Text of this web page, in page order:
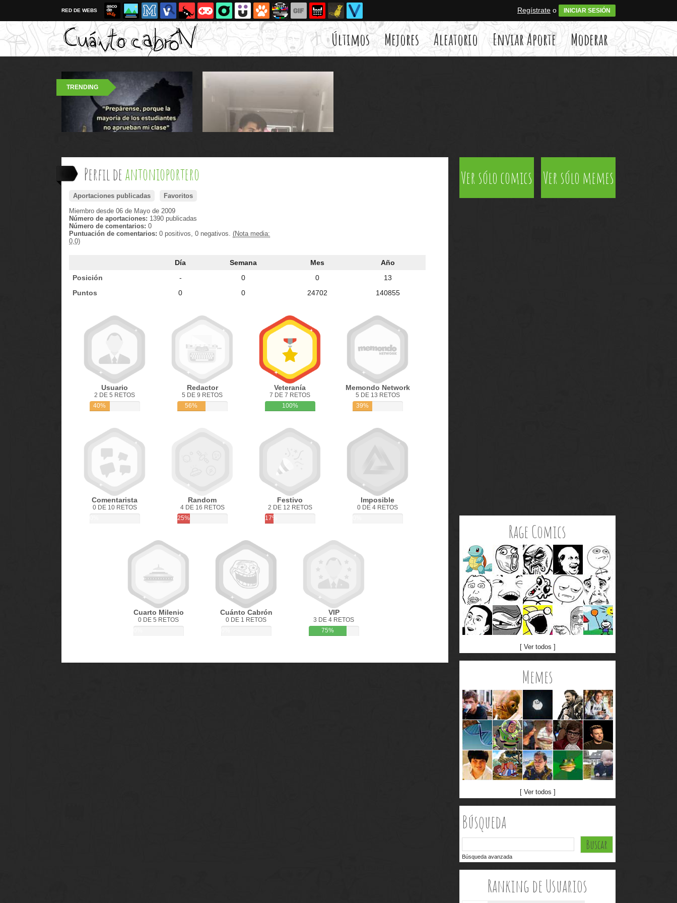
RED DE WEBS Regístrate o INICIAR SESIÓN
Últimos Mejores Aleatorio Enviar Aporte Moderar
TRENDING
Perfil deantonioportero
Aportaciones publicadas
Favoritos
Miembro desde 06 de Mayo de 2009
Número de aportaciones: 1390 publicadas
Número de comentarios: 0
Puntuación de comentarios: 0 positivos, 0 negativos. (Nota media:
0,0)
Día Semana Mes
Año
Posición
- 0 0
13
Puntos
0 0 24702 140855
Usuario
2 DE 5 RETOS
40%
Redactor
5 DE 9 RETOS
56%
Veteranía
7 DE 7 RETOS
100%
Memondo Network
5 DE 13 RETOS
39%
Comentarista
0 DE 10 RETOS
Random
4 DE 16 RETOS
25%
Festivo
2 DE 12 RETOS
17%
Imposible
0 DE 4 RETOS
Cuarto Milenio
0 DE 5 RETOS
Cuánto Cabrón
0 DE 1 RETOS
VIP
3 DE 4 RETOS
75%
Ver sólo comics Ver sólo memes
Rage Comics
[ Ver todos ]
Memes
[ Ver todos ]
Búsqueda
Búsqueda avanzada
Ranking de Usuarios